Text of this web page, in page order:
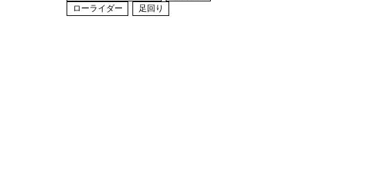
ローライダー
足回り